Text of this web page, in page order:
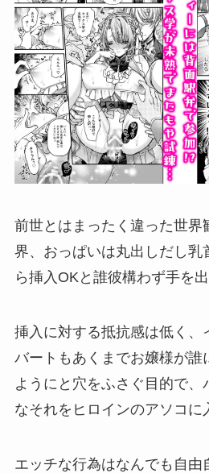
前世とはまったく違った世界
界、おっぱいは丸出しだし乳
ら挿入OKと誰彼構わず手を
挿入に対する抵抗感は低く、
バートもあくまでお嬢様が誰
ようにと穴をふさぐ目的で、
なそれをヒロインのアソコに
エッチな行為はなんでも自由